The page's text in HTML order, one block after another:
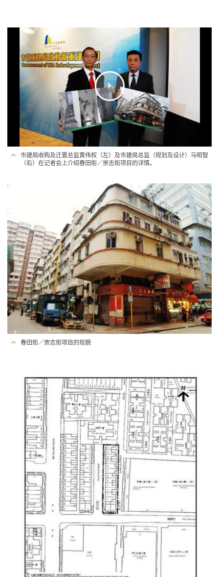
市建局收购及迁置总监黄伟权（左）及市建局总监（规划及设计）马昭智
（右）在记者会上介绍春田街／崇志街项目的详情。
春田街／崇志街项目的现貌